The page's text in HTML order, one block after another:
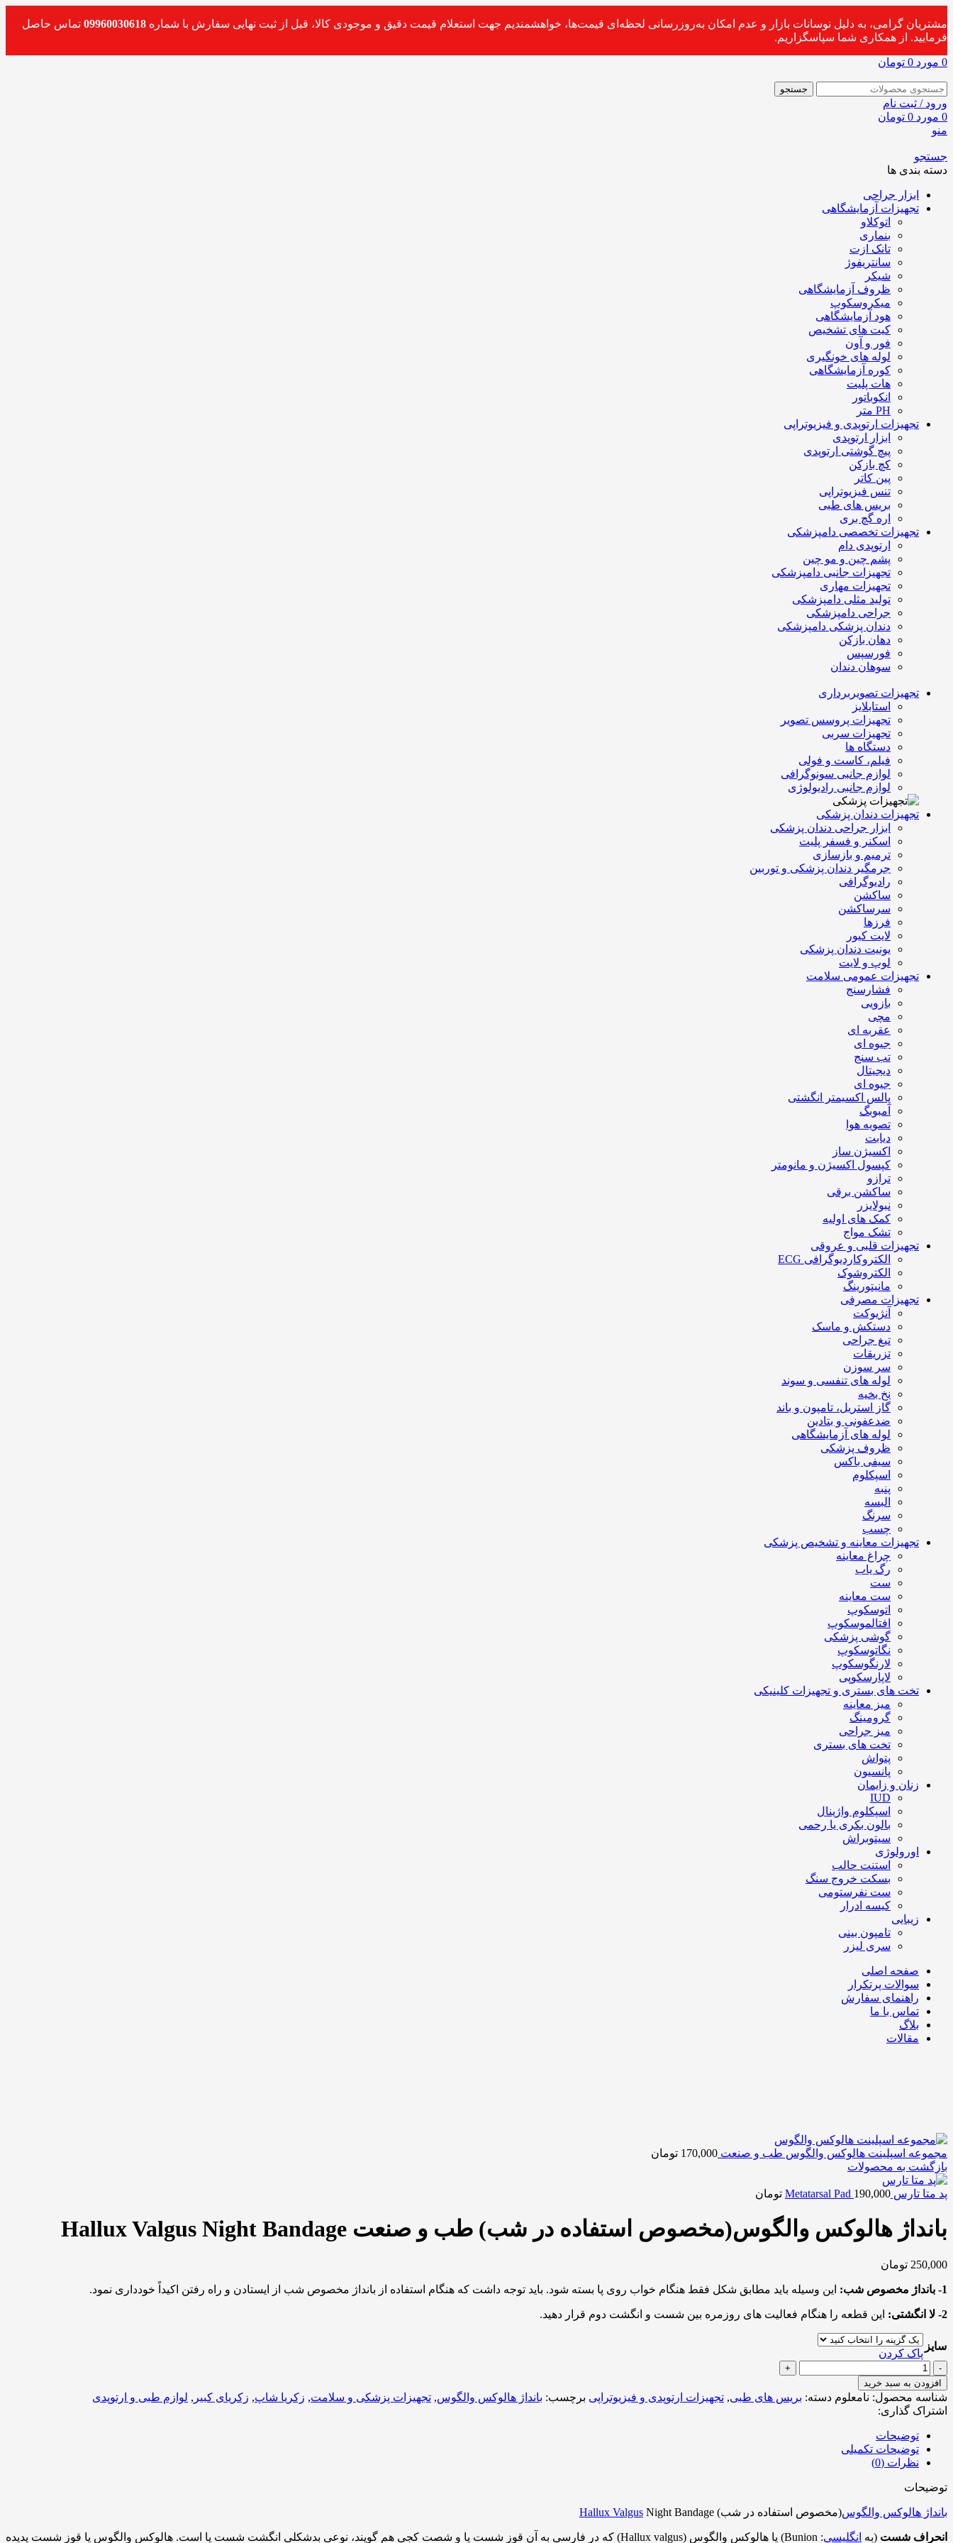
مشتریان گرامی، به دلیل نوسانات بازار و عدم امکان به‌روزرسانی لحظه‌ای قیمت‌ها، خواهشمندیم جهت استعلام قیمت دقیق و موجودی کالا، قبل از ثبت نهایی سفارش با شماره 09960030618 تماس حاصل
فرمایید. از همکاری شما سپاسگزاریم.
0 مورد 0 تومان
جستجو
ورود / ثبت نام
0 مورد 0 تومان
منو
جستجو
دسته بندی ها
ابزار جراحی
تجهیزات آزمایشگاهی
اتوکلاو
بنماری
تانک ازت
سانتریفوژ
شیکر
ظروف آزمایشگاهی
میکروسکوپ
هود آزمایشگاهی
کیت های تشخیص
فور و آون
لوله های خونگیری
کوره آزمایشگاهی
هات پلیت
انکوباتور
PH متر
تجهیزات ارتوپدی و فیزیوتراپی
ابزار ارتوپدی
پیچ گوشتی ارتوپدی
کچ بازکن
پین کاتر
تنس فیزیوتراپی
بریس های طبی
اره گچ بری
تجهیزات تخصصی دامپزشکی
ارتوپدی دام
پشم چین و مو چین
تجهیزات جانبی دامپزشکی
تجهیزات مهاری
تولید مثلی دامپزشکی
جراحی دامپزشکی
دندان پزشکی دامپزشکی
دهان بازکن
فورسپس
سوهان دندان
تجهیزات تصویربرداری
استابلایز
تجهیزات پروسس تصویر
تجهیزات سربی
دستگاه ها
فیلم، کاست و فولی
لوازم جانبی سونوگرافی
لوازم جانبی رادیولوژی
تجهیزات دندان پزشکی
ابزار جراحی دندان پزشکی
اسکنر و فسفر پلیت
ترمیم و بازسازی
جرمگیر دندان پزشکی و توربین
رادیوگرافی
ساکشن
سرساکشن
فرزها
لایت کیور
یونیت دندان پزشکی
لوپ و لایت
تجهیزات عمومی سلامت
فشارسنج
بازویی
مچی
عقربه ای
جیوه ای
تب سنج
دیجیتال
جیوه ای
پالس اکسیمتر انگشتی
آمبوبگ
تصویه هوا
دیابت
اکسیژن ساز
کپسول اکسیژن و مانومتر
ترازو
ساکشن برقی
نبولایزر
کمک های اولیه
تشک مواج
تجهیزات قلبی و عروقی
الکتروکاردیوگرافی ECG
الکتروشوک
مانیتورینگ
تجهیزات مصرفی
آنژیوکت
دستکش و ماسک
تیغ جراحی
تزریقات
سر سوزن
لوله های تنفسی و سوند
نخ بخیه
گاز استریل، تامپون و باند
ضدعفونی و بتادین
لوله های آزمایشگاهی
ظروف پزشکی
سیفی باکس
اسپکلوم
پنبه
البسه
سرنگ
چسب
تجهیزات معاینه و تشخیص پزشکی
چراغ معاینه
رگ یاب
ست
ست معاینه
اتوسکوپ
افتالموسکوپ
گوشی پزشکی
نگاتوسکوپ
لارنگوسکوپ
لاپارسکوپی
تخت های بستری و تجهیزات کلینیکی
میز معاینه
گرومینگ
میز جراحی
تخت های بستری
پتواش
پانسیون
زنان و زایمان
IUD
اسپکلوم واژینال
بالون بکری یا رحمی
سیتوبراش
اورولوژی
استنت حالب
بسکت خروج سنگ
ست نفرستومی
کیسه ادرار
زیبایی
تامپون بینی
سری لیزر
صفحه اصلی
سوالات پرتکرار
راهنمای سفارش
تماس با ما
بلاگ
مقالات
مجموعه اسپلینت هالوکس والگوس طب و صنعت 170,000 تومان
بازگشت به محصولات
پد متا تارس Metatarsal Pad 190,000 تومان
بانداژ هالوکس والگوس(مخصوص استفاده در شب) طب و صنعت Hallux Valgus Night Bandage
250,000 تومان
1- بانداژ مخصوص شب: این وسیله باید مطابق شکل فقط هنگام خواب روی پا بسته شود. باید توجه داشت که هنگام استفاده از بانداژ مخصوص شب از ایستادن و راه رفتن اکیداً خودداری نمود.
2- لا انگشتی: این قطعه را هنگام فعالیت های روزمره بین شست و انگشت دوم قرار دهید.
سایز
پاک کردن
بانداژ
هالوکس
والگوس(مخصوص
استفاده
در
شب)
طب
و
Hallux
Night
عدد
افزودن به سبد خرید
شناسه محصول: نامعلوم دسته: بریس های طبی, تجهیزات ارتوپدی و فیزیوتراپی برچسب: بانداژ هالوکس والگوس, تجهیزات پزشکی و سلامت, زکریا شاپ, زکریای کبیر , لوازم طبی و ارتوپدی
اشتراک گذاری:
توضیحات
توضیحات تکمیلی
نظرات (0)
توضیحات
بانداژ هالوکس والگوس(مخصوص استفاده در شب) Hallux Valgus Night Bandage
انحراف شست (به انگلیسی:
Bunion ) یا هالوکس والگوس (Hallux valgus) که در فارسی به آن قوز شست پا و شصت کجی هم گویند، نوعی بدشکلی انگشت شست پا است. هالوکس والگوس یا قوز شست پدیده